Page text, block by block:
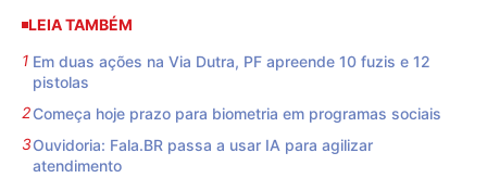
LEIA TAMBÉM
Em duas ações na Via Dutra, PF apreende 10 fuzis e 12
pistolas
Começa hoje prazo para biometria em programas sociais
Ouvidoria: Fala.BR passa a usar IA para agilizar
atendimento